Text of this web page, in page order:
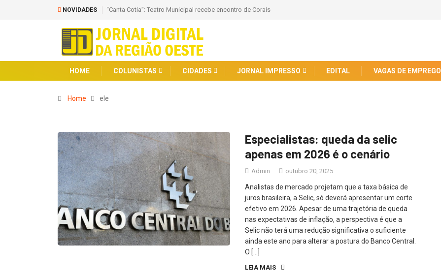
NOVIDADES “Canta Cotia”: Teatro Municipal recebe encontro de Corais
HOME COLUNISTAS CIDADES JORNAL IMPRESSO EDITAL VAGAS DE EMPREGO
Home ele
Especialistas: queda da selic
apenas em 2026 é o cenário
Admin outubro 20, 2025
Analistas de mercado projetam que a taxa básica de
juros brasileira, a Selic, só deverá apresentar um corte
efetivo em 2026. Apesar de uma trajetória de queda
nas expectativas de inflação, a perspectiva é que a
Selic não terá uma redução significativa o suficiente
ainda este ano para alterar a postura do Banco Central.
O […]
LEIA MAIS